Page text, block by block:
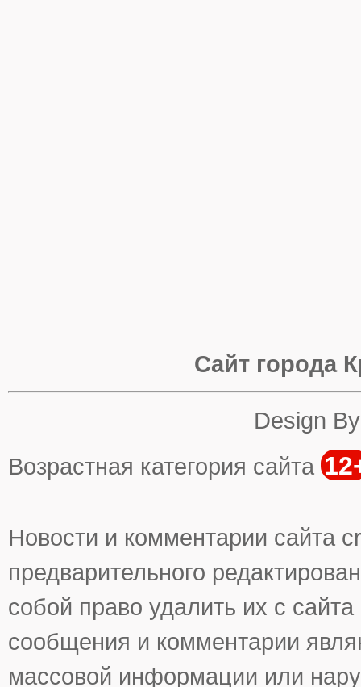
Сайт города
Design
Возрастная категория сайта
Новости и комментарии сайта
предварительного
собой право удалить их с
сообщения и комментарии
массовой информации или